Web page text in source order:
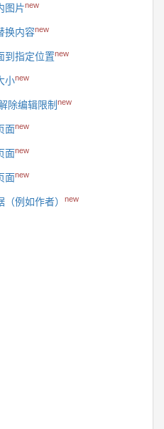
图片new
换内容new
到指定位置new
小new
除编辑限制 new
面new
面new
面new
例如作者） new